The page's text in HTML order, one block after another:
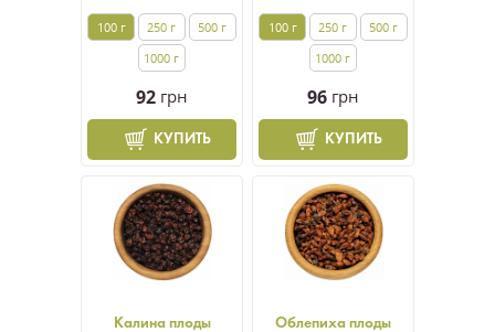
100 г 250 г
500 г
1000 г
92 грн
КУПИТЬ
100 г 250 г
500 г
1000 г
96 грн
КУПИТЬ
Калина плоды Облепиха плоды